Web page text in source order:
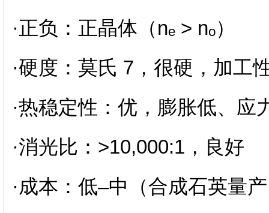
·正负：正晶体（nₑ > nₒ）
·硬度：莫氏 7，很硬，加工
·热稳定性：优，膨胀低、应
·消光比：>10,000:1，良好
·成本：低–中（合成石英量